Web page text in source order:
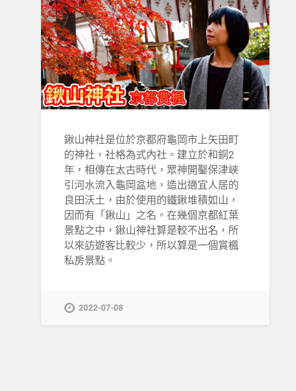
鍬山神社是位於京都府龜岡市上矢田町
的神社，社格為式內社。建立於和銅2
年，相傳在太古時代，眾神開鑿保津峽
引河水流入龜岡盆地，造出適宜人居的
良田沃土，由於使用的鐵鍬堆積如山，
因而有「鍬山」之名。在幾個京都紅葉
景點之中，鍬山神社算是較不出名，所
以來訪遊客比較少，所以算是一個賞楓
私房景點。
2022-07-08